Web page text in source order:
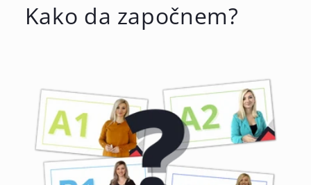
Kako da započnem?